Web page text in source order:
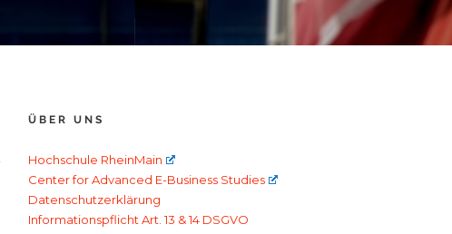
ÜBER UNS
Hochschule RheinMain
Center for Advanced E-Business Studies
Datenschutzerklärung
Informationspflicht Art. 13 & 14 DSGVO